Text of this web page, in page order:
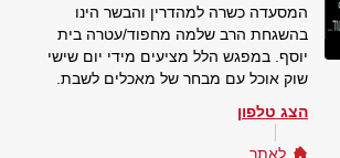
המסעדה כשרה למהדרין והבשר הינו
בהשגחת הרב שלמה מחפוד/עטרה בית
יוסף. במפגש הלל מציעים מידי יום שישי
שוק אוכל עם מבחר של מאכלים לשבת.
הצג טלפון
לאתר